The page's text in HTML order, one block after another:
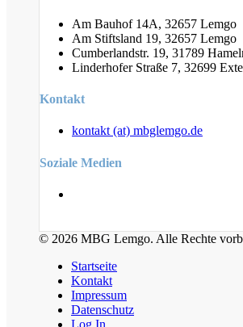
Am Bauhof 14A, 32657 Lemgo
Am Stiftsland 19, 32657 Lemgo
Cumberlandstr. 19, 31789
Linderhofer Straße 7, 32699
Kontakt
kontakt (at) mbglemgo.de
Soziale Medien
© 2026 MBG Lemgo. Alle Rechte
Startseite
Kontakt
Impressum
Datenschutz
Log In